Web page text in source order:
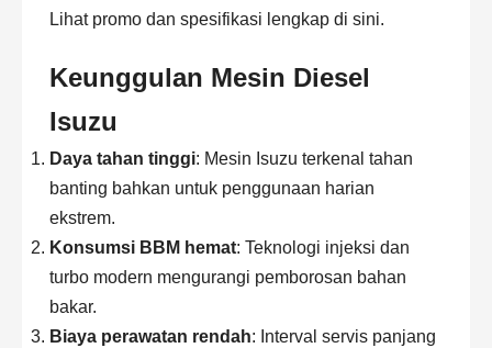
Lihat promo dan spesifikasi lengkap di sini.
Keunggulan Mesin Diesel
Isuzu
Daya tahan tinggi: Mesin Isuzu terkenal tahan
banting bahkan untuk penggunaan harian
ekstrem.
Konsumsi BBM hemat: Teknologi injeksi dan
turbo modern mengurangi pemborosan bahan
bakar.
Biaya perawatan rendah: Interval servis panjang